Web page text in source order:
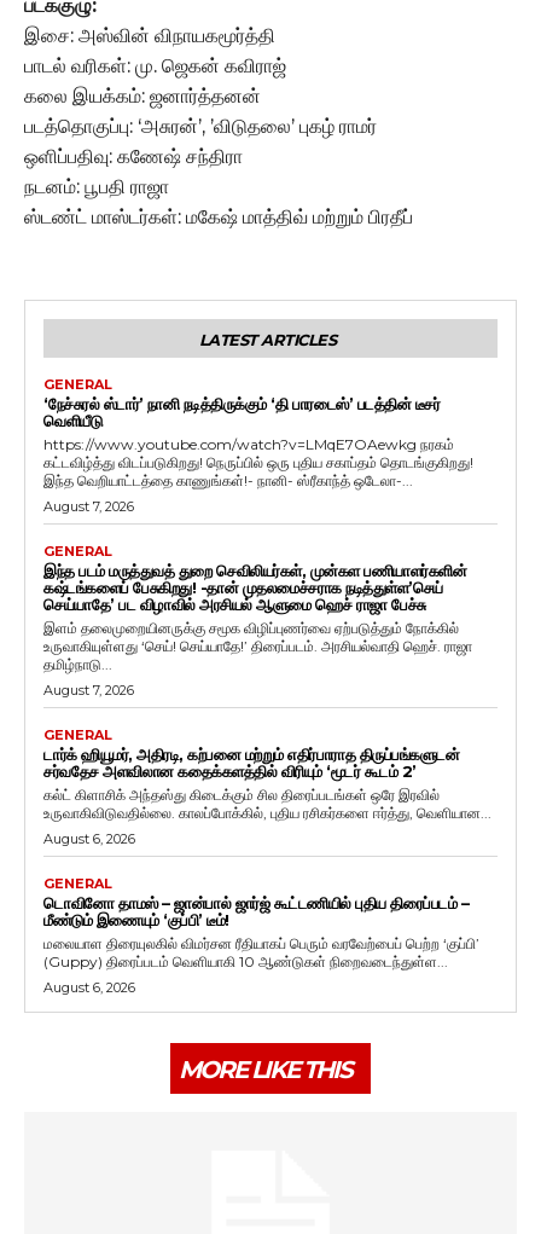
படக்குழு:
இசை: அஸ்வின் விநாயகமூர்த்தி
பாடல் வரிகள்: மு. ஜெகன் கவிராஜ்
கலை இயக்கம்: ஜனார்த்தனன்
படத்தொகுப்பு: ‘அசுரன்’, ’விடுதலை’ புகழ் ராமர்
ஒளிப்பதிவு: கணேஷ் சந்திரா
நடனம்: பூபதி ராஜா
ஸ்டண்ட் மாஸ்டர்கள்: மகேஷ் மாத்திவ் மற்றும் பிரதீப்
LATEST ARTICLES
GENERAL
‘நேச்சுரல் ஸ்டார்’ நானி நடித்திருக்கும் ‘தி பாரடைஸ்’ படத்தின் டீசர்
வெளியீடு
https://www.youtube.com/watch?v=LMqE7OAewkg நரகம்
கட்டவிழ்த்து விடப்படுகிறது! நெருப்பில் ஒரு புதிய சகாப்தம் தொடங்குகிறது!
இந்த வெறியாட்டத்தை காணுங்கள்!- நானி- ஸ்ரீகாந்த் ஒடேலா-...
August 7, 2026
GENERAL
இந்த படம் மருத்துவத் துறை செவிலியர்கள், முன்கள பணியாளர்களின்
கஷ்டங்களைப் பேசுகிறது! -தான் முதலமைச்சராக நடித்துள்ள’செய்
செய்யாதே’ பட விழாவில் அரசியல் ஆளுமை ஹெச் ராஜா பேச்சு
இளம் தலைமுறையினருக்கு சமூக விழிப்புணர்வை ஏற்படுத்தும் நோக்கில்
உருவாகியுள்ளது ‘செய்! செய்யாதே!’ திரைப்படம். அரசியல்வாதி ஹெச். ராஜா
தமிழ்நாடு...
August 7, 2026
GENERAL
டார்க் ஹியூமர், அதிரடி, கற்பனை மற்றும் எதிர்பாராத திருப்பங்களுடன்
சர்வதேச அளவிலான கதைக்களத்தில் விரியும் ‘மூடர் கூடம் 2’
கல்ட் கிளாசிக் அந்தஸ்து கிடைக்கும் சில திரைப்படங்கள் ஒரே இரவில்
உருவாகிவிடுவதில்லை. காலப்போக்கில், புதிய ரசிகர்களை ஈர்த்து, வெளியான...
August 6, 2026
GENERAL
டொவினோ தாமஸ் – ஜான்பால் ஜார்ஜ் கூட்டணியில் புதிய திரைப்படம் –
மீண்டும் இணையும் ‘குப்பி’ டீம்!
மலையாள திரையுலகில் விமர்சன ரீதியாகப் பெரும் வரவேற்பைப் பெற்ற ‘குப்பி’
(Guppy) திரைப்படம் வெளியாகி 10 ஆண்டுகள் நிறைவடைந்துள்ள...
August 6, 2026
MORE LIKE THIS